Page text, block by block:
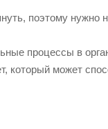
поэтому нужно
процессы в
который может